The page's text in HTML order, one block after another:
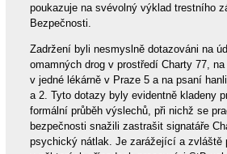
poukazuje na svévolný výklad trestního
Bezpečnosti.
Zadržení byli nesmyslně dotazováni na
omamných drog v prostředí Charty 77,
v jedné lékárně v Praze 5 a na psaní
a 2. Tyto dotazy byly evidentně kladeny
formální průběh výslechů, při nichž se
bezpečnosti snažili zastrašit signatáře
psychický nátlak. Je zarážející a zvláště